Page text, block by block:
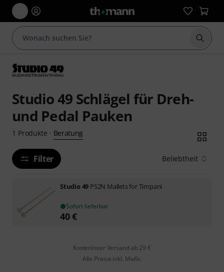
Suche
Studio 49 Schlägel für Dreh-
und Pedal Pauken
1 Produkte · Beratung
Filter Beliebtheit
Studio 49 PS2N Mallets for Timpani
Sofort lieferbar
40€
Kostenloser Versand ab 29 €
Alle Preise inkl. MwSt.